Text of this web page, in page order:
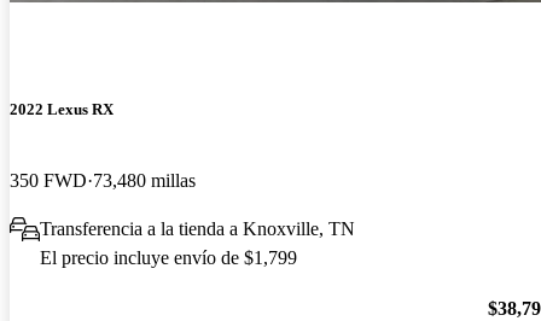
2022 Lexus RX
350 FWD 73,480 millas
Transferencia a la tienda a Knoxville, TN
El precio incluye envío de $1,799